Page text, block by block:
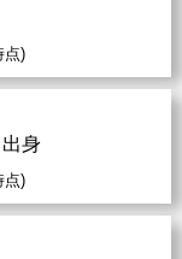
点)
身
点)